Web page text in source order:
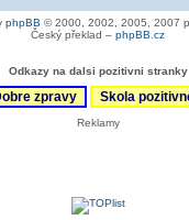
phpBB © 2000, 2002, 2005, 2007
Český překlad – phpBB.cz
Odkazy na dalsi pozitivni stranky
zpravy Skola
Reklamy